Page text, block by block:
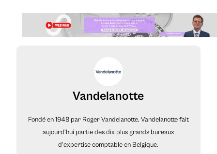
Vandelanotte
Fondé en 1948 par Roger Vandelanotte, Vandelanotte fait
aujourd'hui partie des dix plus grands bureaux
d'expertise comptable en Belgique.